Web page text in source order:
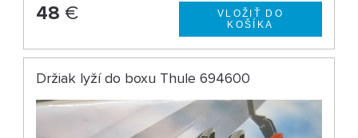
48 €
Držiak lyží do boxu Thule 694600